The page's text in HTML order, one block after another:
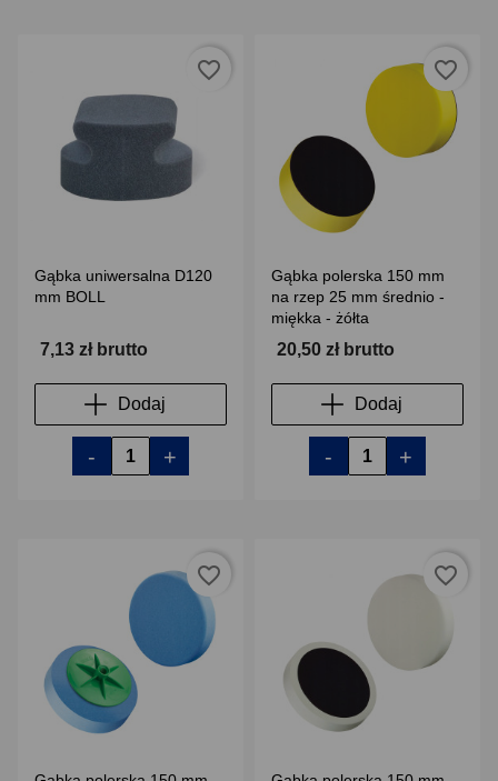
Gąbka uniwersalna D120
mm BOLL
7,13 zł brutto
Dodaj
- +
favorite_border
Gąbka polerska 150 mm
na rzep 25 mm średnio -
miękka - żółta
20,50 zł brutto
Dodaj
- +
favorite_border
favorite_border favorite_border